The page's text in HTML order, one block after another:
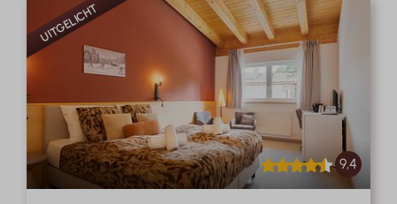
UITGELICHT
9,4